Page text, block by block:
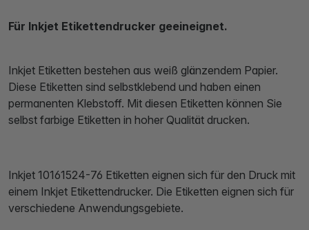
Für Inkjet Etikettendrucker geeineignet.
Inkjet Etiketten bestehen aus weiß glänzendem Papier.
Diese Etiketten sind selbstklebend und haben einen
permanenten Klebstoff. Mit diesen Etiketten können Sie
selbst farbige Etiketten in hoher Qualität drucken.
Inkjet 10161524-76 Etiketten eignen sich für den Druck mit
einem Inkjet Etikettendrucker. Die Etiketten eignen sich für
verschiedene Anwendungsgebiete.